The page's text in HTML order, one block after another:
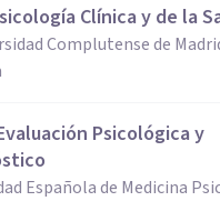
Clínica y de la
Complutense de
Psicológica y
Española de Medicina